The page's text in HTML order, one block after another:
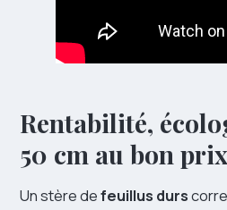
Rentabilité,
50 cm au bon prix
Un stère defeuillus durs